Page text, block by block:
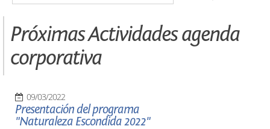
Próximas Actividades agenda
corporativa
09/03/2022
Presentación del programa
"Naturaleza Escondida 2022"